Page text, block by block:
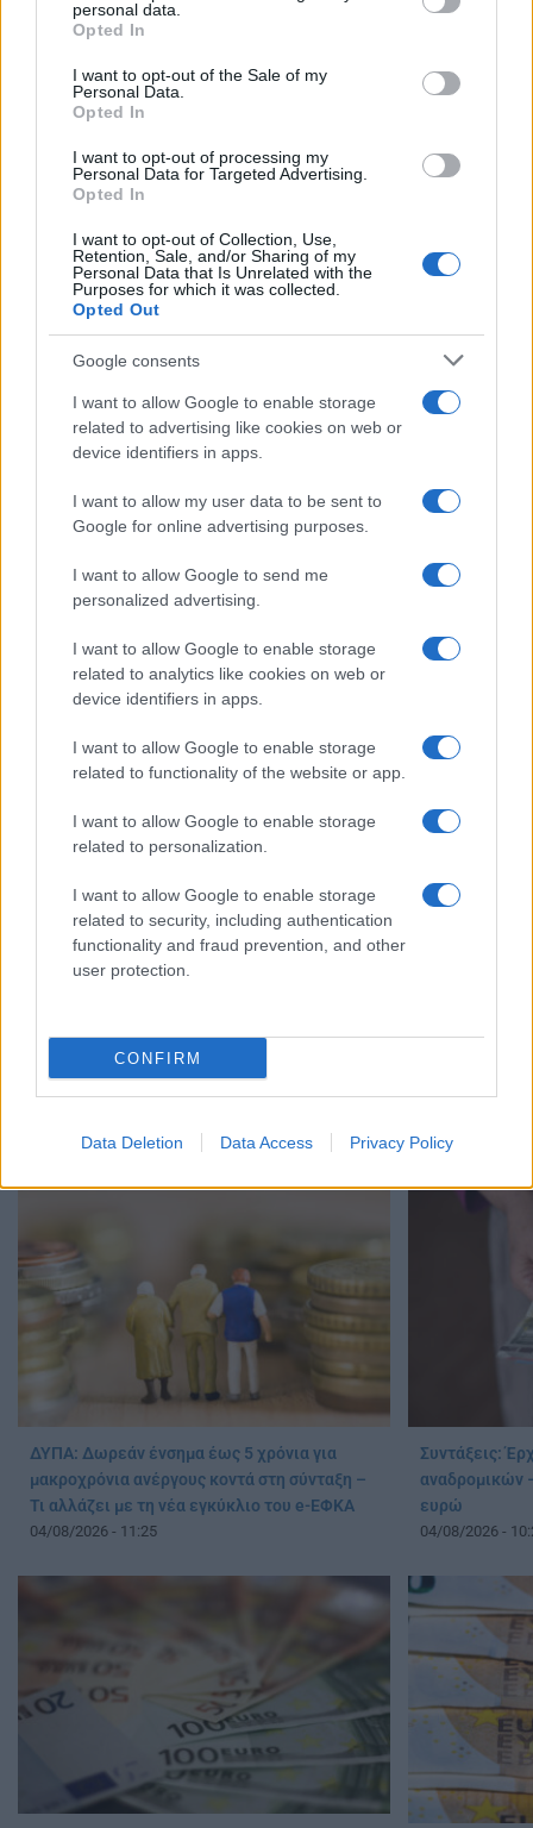
grant or deny consent to Google and its third-party tags to
use your data for below specified purposes in below Google
consent section.
personal data.
Opted In
I want to opt-out of the Sale of my
Personal Data.
Opted In
I want to opt-out of processing my
Personal Data for Targeted Advertising.
Opted In
I want to opt-out of Collection, Use,
Retention, Sale, and/or Sharing of my
Personal Data that Is Unrelated with the
Purposes for which it was collected.
Opted Out
Google consents
I want to allow Google to enable storage
related to advertising like cookies on web or
device identifiers in apps.
I want to allow my user data to be sent to
Google for online advertising purposes.
I want to allow Google to send me
personalized advertising.
I want to allow Google to enable storage
related to analytics like cookies on web or
device identifiers in apps.
I want to allow Google to enable storage
related to functionality of the website or app.
I want to allow Google to enable storage
related to personalization.
I want to allow Google to enable storage
related to security, including authentication
functionality and fraud prevention, and other
user protection.
CONFIRM
Data Deletion Data Access Privacy Policy
Ακολουθείστε το iPaideia.gr στο
TελευταίεςΕιδήσειςγια την Παιδεία και την
ΣΥΝΤΑΞΙΟΥΧΟΙ
ΔΙΑΒΑΣΤΕ ΑΚΟΜΑ
Συντάξεις Σεπτεμβρίου 2026: Οι οριστικές
06/08/2026 - 08:10 05/08/2026 -
ΔΥΠΑ: Δωρεάν ένσημα έως 5 χρόνια για
μακροχρόνια ανέργους κοντά στη σύνταξη –
Τι αλλάζει με τη νέα εγκύκλιο του e-ΕΦΚΑ
04/08/2026 - 11:25
Συντάξεις:
αναδρομικών
ευρώ
04/08/2026 -